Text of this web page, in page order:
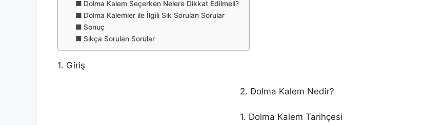
Dolma Kalem Seçerken Nelere Dikkat Edilmeli?
Dolma Kalemler ile İlgili Sık Sorulan Sorular
Sonuç
Sıkça Sorulan Sorular
1. Giriş
2. Dolma Kalem Nedir?
1. Dolma Kalem Tarihçesi